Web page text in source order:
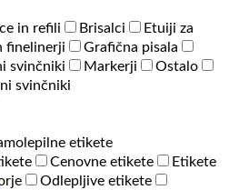
in refili Brisalci
Etuiji za
finelinerji
Grafična pisala
svinčniki Markerji
Ostalo
svinčniki
etikete
Cenovne etikete
Etikete
Odlepljive etikete